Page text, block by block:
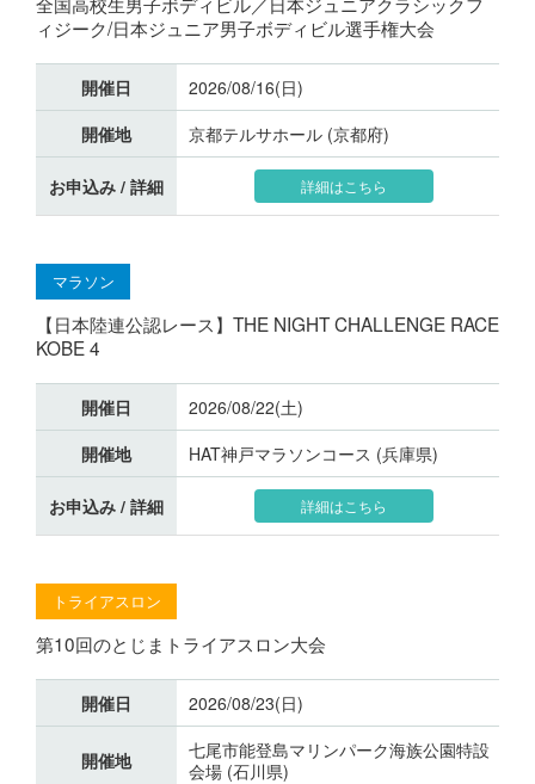
ィジーク/日本ジュニア男子ボディビル選手権大会
開催日
2026/08/16(日)
開催地
京都テルサホール (京都府)
お申込み / 詳細 詳細はこちら
マラソン
【日本陸連公認レース】THE NIGHT CHALLENGE RACE
KOBE 4
開催日
2026/08/22(土)
開催地
HAT神戸マラソンコース (兵庫県)
お申込み / 詳細 詳細はこちら
トライアスロン
第10回のとじまトライアスロン大会
開催日 2026/08/23(日)
開催地
七尾市能登島マリンパーク海族公園特設
会場 (石川県)